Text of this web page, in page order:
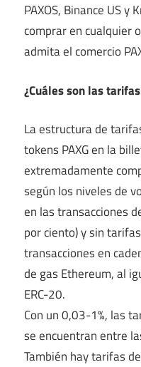
PAXOS, Binance US y
comprar en cualquier
admita el comercio
¿Cuáles son las tarifas
La estructura de
tokens PAXG en la
extremadamente
según los niveles de
en las transacciones
por ciento) y sin
transacciones en
de gas Ethereum, al
ERC-20.
Con un 0,03-1%, las
se encuentran entre
También hay tarifas